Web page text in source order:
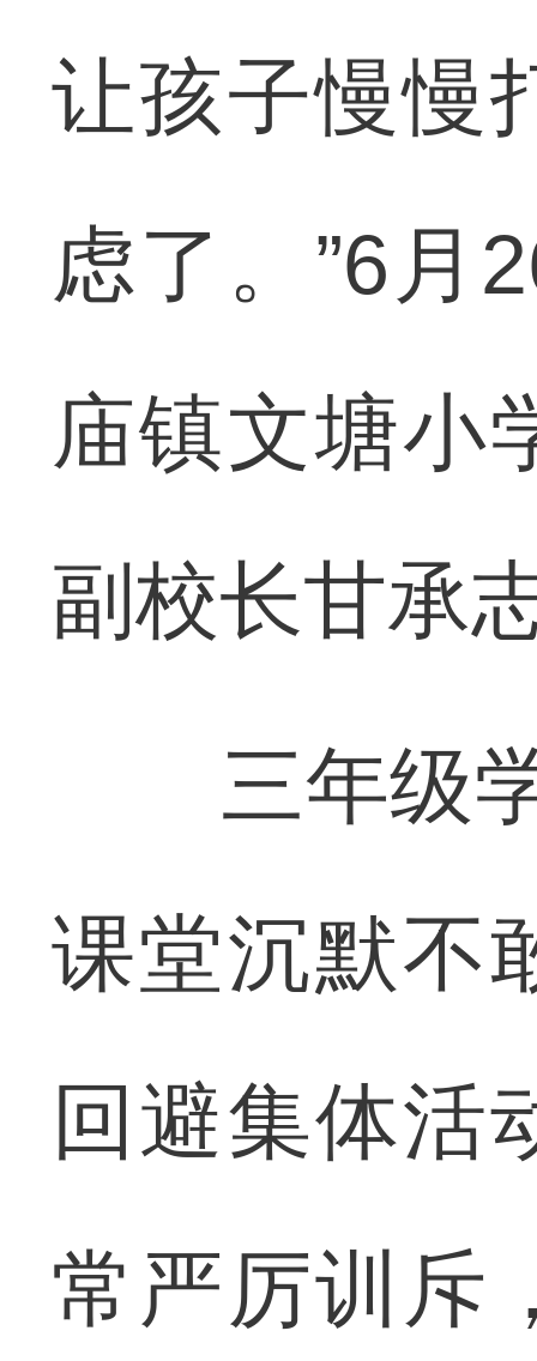
让孩子慢慢
虑了。”6月
庙镇文塘小
副校长甘承
三年级学
课堂沉默不
回避集体活
常严厉训斥